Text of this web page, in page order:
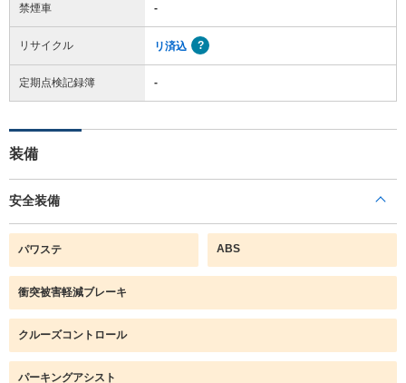
禁煙車 -
リサイクル リ済込
定期点検記録簿 -
装備
安全装備
パワステ ABS
衝突被害軽減ブレーキ
クルーズコントロール
パーキングアシスト